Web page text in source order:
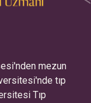
mezun
tıp
Tıp